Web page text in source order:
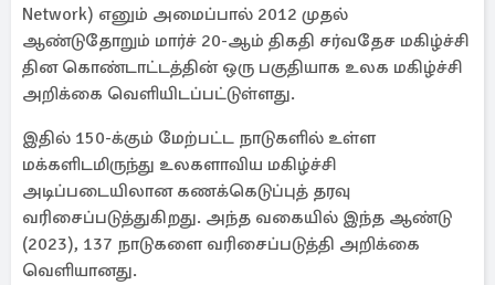
Network) எனும் அமைப்பால் 2012 முதல்
ஆண்டுதோறும் மார்ச் 20-ஆம் திகதி சர்வதேச மகிழ்ச்சி
தின கொண்டாட்டத்தின் ஒரு பகுதியாக உலக மகிழ்ச்சி
அறிக்கை வெளியிடப்பட்டுள்ளது.
இதில் 150-க்கும் மேற்பட்ட நாடுகளில் உள்ள
மக்களிடமிருந்து உலகளாவிய மகிழ்ச்சி
அடிப்படையிலான கணக்கெடுப்புத் தரவு
வரிசைப்படுத்துகிறது. அந்த வகையில் இந்த ஆண்டு
(2023), 137 நாடுகளை வரிசைப்படுத்தி அறிக்கை
வெளியானது.